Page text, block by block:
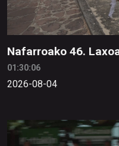
Nafarroako 46.
01:30:06
2026-08-04